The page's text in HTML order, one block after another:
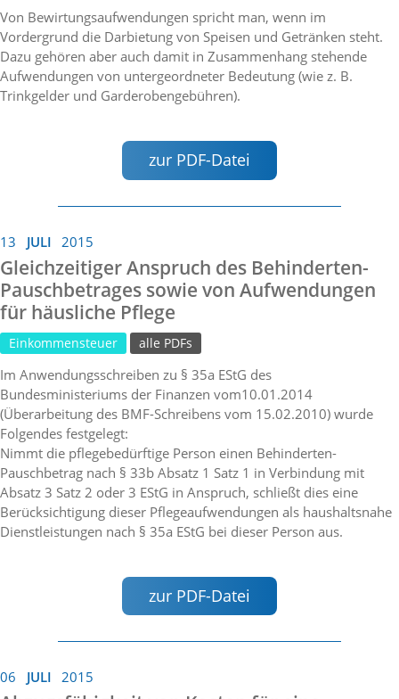
Von Bewirtungsaufwendungen spricht man, wenn im
Vordergrund die Darbietung von Speisen und Getränken steht.
Dazu gehören aber auch damit in Zusammenhang stehende
Aufwendungen von untergeordneter Bedeutung (wie z. B.
Trinkgelder und Garderobengebühren).
zur PDF-Datei
13 JULI 2015
Gleichzeitiger Anspruch des Behinderten-
Pauschbetrages sowie von Aufwendungen
für häusliche Pflege
Einkommensteuer alle PDFs
Im Anwendungsschreiben zu § 35a EStG des
Bundesministeriums der Finanzen vom10.01.2014
(Überarbeitung des BMF-Schreibens vom 15.02.2010) wurde
Folgendes festgelegt:
Nimmt die pflegebedürftige Person einen Behinderten-
Pauschbetrag nach § 33b Absatz 1 Satz 1 in Verbindung mit
Absatz 3 Satz 2 oder 3 EStG in Anspruch, schließt dies eine
Berücksichtigung dieser Pflegeaufwendungen als haushaltsnahe
Dienstleistungen nach § 35a EStG bei dieser Person aus.
zur PDF-Datei
06 JULI 2015